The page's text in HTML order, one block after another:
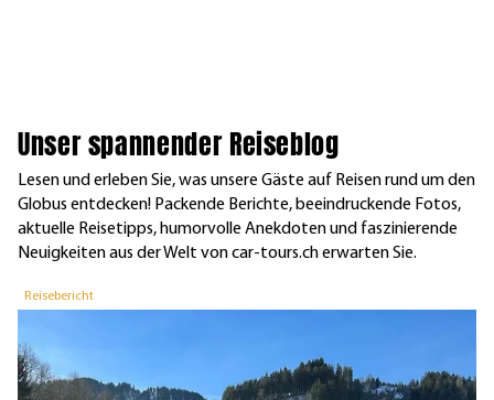
Unser spannender Reiseblog
Lesen und erleben Sie, was unsere Gäste auf Reisen rund um den
Globus entdecken! Packende Berichte, beeindruckende Fotos,
aktuelle Reisetipps, humorvolle Anekdoten und faszinierende
Neuigkeiten aus der Welt von car-tours.ch erwarten Sie.
Reisebericht